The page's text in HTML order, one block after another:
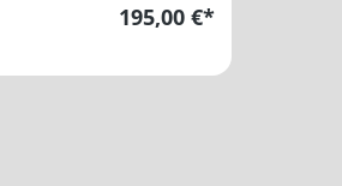
195,00 €*